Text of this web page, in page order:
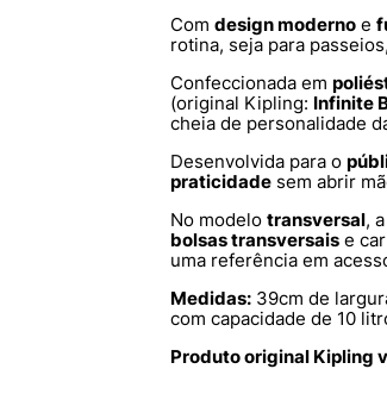
Com design moderno e
rotina, seja para
Confeccionada em
(original Kipling: Infinite
cheia de personalidade
Desenvolvida para o
praticidade sem abrir
No modelo transversal,
bolsas transversais e
uma referência em
Medidas: 39cm de
com capacidade de 10
Produto original Kipling